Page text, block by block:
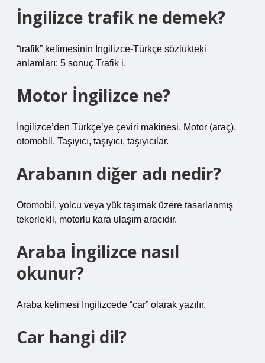
İngilizce trafik ne demek?
“trafik” kelimesinin İngilizce-Türkçe sözlükteki
anlamları: 5 sonuç Trafik i.
Motor İngilizce ne?
İngilizce’den Türkçe’ye çeviri makinesi. Motor (araç),
otomobil. Taşıyıcı, taşıyıcı, taşıyıcılar.
Arabanın diğer adı nedir?
Otomobil, yolcu veya yük taşımak üzere tasarlanmış
tekerlekli, motorlu kara ulaşım aracıdır.
Araba İngilizce nasıl
okunur?
Araba kelimesi İngilizcede “car” olarak yazılır.
Car hangi dil?